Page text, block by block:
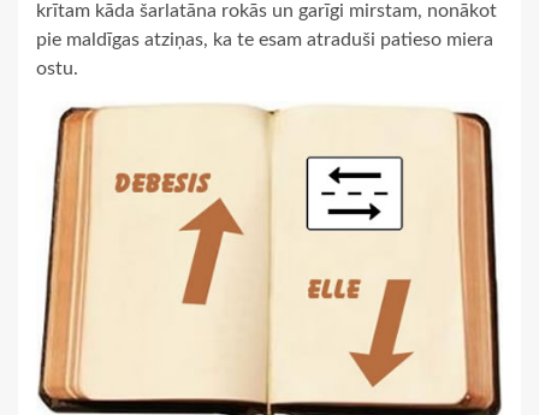
krītam kāda šarlatāna rokās un garīgi mirstam, nonākot
pie maldīgas atziņas, ka te esam atraduši patieso miera
ostu.